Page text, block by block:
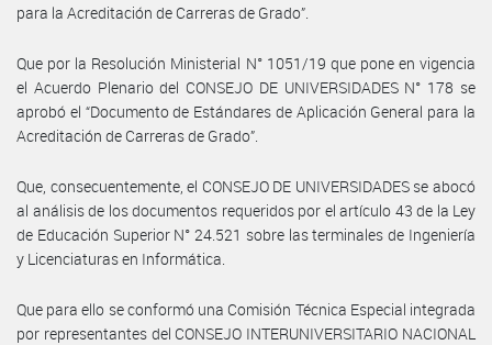
para la Acreditación de Carreras de Grado”.
Que por la Resolución Ministerial N° 1051/19 que pone en vigencia
el Acuerdo Plenario del CONSEJO DE UNIVERSIDADES N° 178 se
aprobó el “Documento de Estándares de Aplicación General para la
Acreditación de Carreras de Grado”.
Que, consecuentemente, el CONSEJO DE UNIVERSIDADES se abocó
al análisis de los documentos requeridos por el artículo 43 de la Ley
de Educación Superior N° 24.521 sobre las terminales de Ingeniería
y Licenciaturas en Informática.
Que para ello se conformó una Comisión Técnica Especial integrada
por representantes del CONSEJO INTERUNIVERSITARIO NACIONAL